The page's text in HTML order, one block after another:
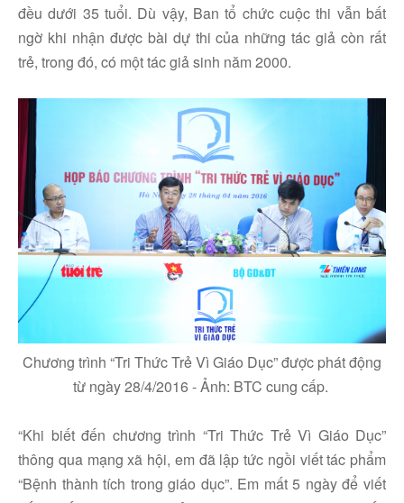
đều dưới 35 tuổi. Dù vậy, Ban tổ chức cuộc thi vẫn bất
ngờ khi nhận được bài dự thi của những tác giả còn rất
trẻ, trong đó, có một tác giả sinh năm 2000.
Chương trình “Tri Thức Trẻ Vì Giáo Dục” được phát động
từ ngày 28/4/2016 - Ảnh: BTC cung cấp.
“Khi biết đến chương trình “Tri Thức Trẻ Vì Giáo Dục”
thông qua mạng xã hội, em đã lập tức ngồi viết tác phẩm
“Bệnh thành tích trong giáo dục”. Em mất 5 ngày để viết